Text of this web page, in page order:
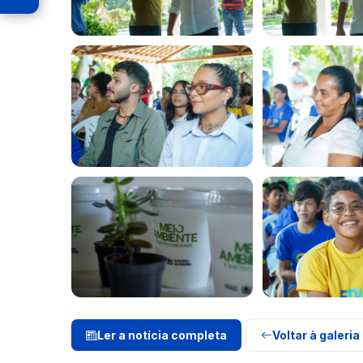
Ler a notícia completa Voltar à galeria